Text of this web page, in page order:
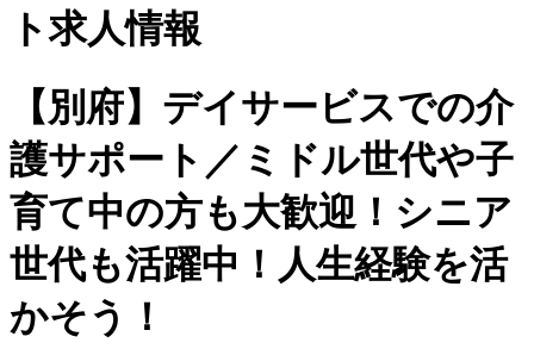
ト求人情報
【別府】デイサービスでの介
護サポート／ミドル世代や子
育て中の方も大歓迎！シニア
世代も活躍中！人生経験を活
かそう！